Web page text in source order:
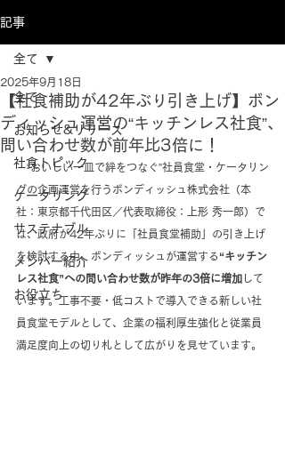
記事
全て
お知らせ&リリース
社食トピック
ケータリング
サステナブル
メンバー紹介
お役立ち
全て
【社食補助が42年ぶり引き上げ】ボン
ディッシュ運営の“キッチンレス社食”、
問い合わせ数が前年比3倍に！
2025年9月18日
“おいしい一皿で絆をつなぐ”社員食堂・ケータリン
グの企画運営を行うボンディッシュ株式会社（本
社：東京都千代田区／代表取締役：上形 秀一郎）で
は、政府が42年ぶりに「社員食堂補助」の引き上げ
を検討する中、ボンディッシュが運営する “キッチン
レス社食”への問い合わせ数が昨年の3倍に増加 して
います。工事不要・低コストで導入できる新しい社
員食堂モデルとして、企業の福利厚生強化と従業員
満足度向上の切り札として広がりを見せています。